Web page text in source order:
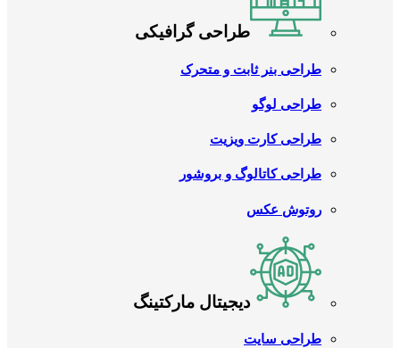
طراحی گرافیکی
طراحی بنر ثابت و متحرک
طراحی لوگو
طراحی کارت ویزیت
طراحی کاتالوگ و بروشور
روتوش عکس
دیجیتال مارکتینگ
طراحی سایت